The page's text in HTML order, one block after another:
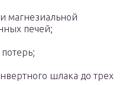
магнезиальной
печей;
шлака до трех